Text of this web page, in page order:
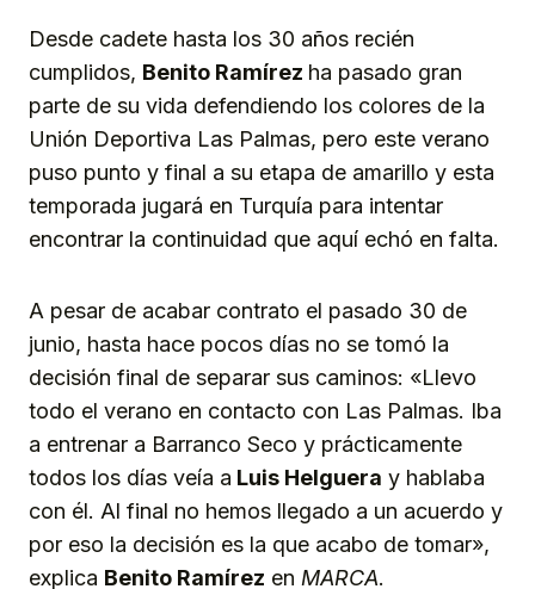
Desde cadete hasta los 30 años recién
cumplidos, Benito Ramírez ha pasado gran
parte de su vida defendiendo los colores de la
Unión Deportiva Las Palmas, pero este verano
puso punto y final a su etapa de amarillo y esta
temporada jugará en Turquía para intentar
encontrar la continuidad que aquí echó en falta.
A pesar de acabar contrato el pasado 30 de
junio, hasta hace pocos días no se tomó la
decisión final de separar sus caminos: «Llevo
todo el verano en contacto con Las Palmas. Iba
a entrenar a Barranco Seco y prácticamente
todos los días veía a Luis Helguera y hablaba
con él. Al final no hemos llegado a un acuerdo y
por eso la decisión es la que acabo de tomar»,
explica Benito Ramírez en MARCA.